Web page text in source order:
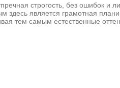
строгость, без ошибок и
является грамотная
тем самым естественные